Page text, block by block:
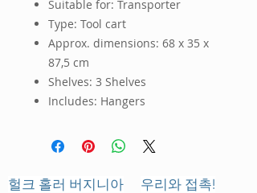
Suitable for: Transporter
Type: Tool cart
Approx. dimensions: 68 x 35 x
87,5 cm
Shelves: 3 Shelves
Includes: Hangers
헐크 홀러 버지니아
우리와 접촉!